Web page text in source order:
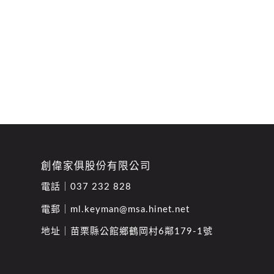
創偉家俱股份有限公司
電話｜ 037 232 828
電郵｜ ml.keyman@msa.hinet.net
地址｜ 苗栗縣公館鄉鶴岡村6鄰179-1號